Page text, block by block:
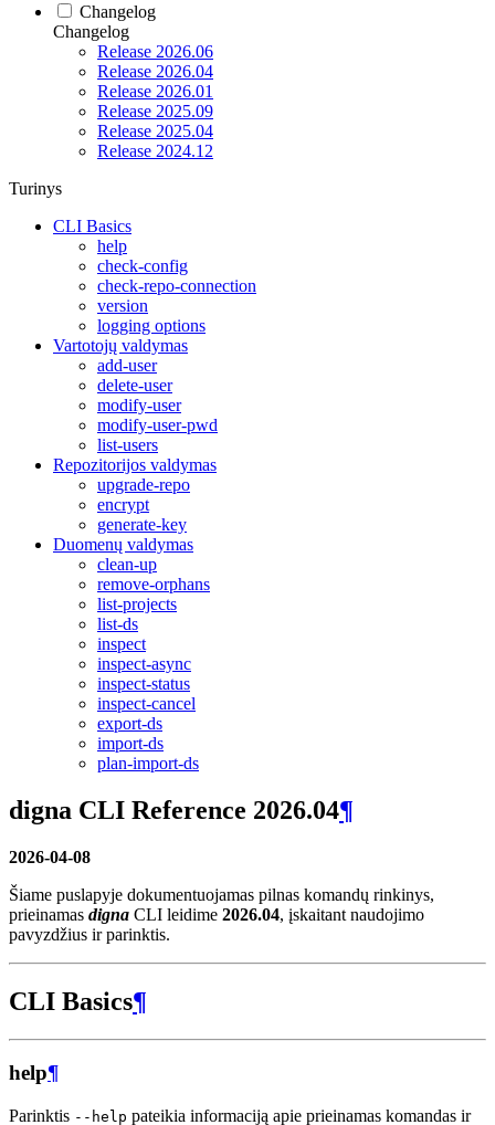
Changelog
Changelog
Release 2026.06
Release 2026.04
Release 2026.01
Release 2025.09
Release 2025.04
Release 2024.12
Turinys
CLI Basics
help
check-config
check-repo-connection
version
logging options
Vartotojų valdymas
add-user
delete-user
modify-user
modify-user-pwd
list-users
Repozitorijos valdymas
upgrade-repo
encrypt
generate-key
Duomenų valdymas
clean-up
remove-orphans
list-projects
list-ds
inspect
inspect-async
inspect-status
inspect-cancel
export-ds
import-ds
plan-import-ds
digna CLI Reference 2026.04¶
2026-04-08
Šiame puslapyje dokumentuojamas pilnas komandų rinkinys,
prieinamas digna CLI leidime 2026.04, įskaitant naudojimo
pavyzdžius ir parinktis.
CLI Basics¶
help¶
Parinktis --help pateikia informaciją apie prieinamas komandas ir